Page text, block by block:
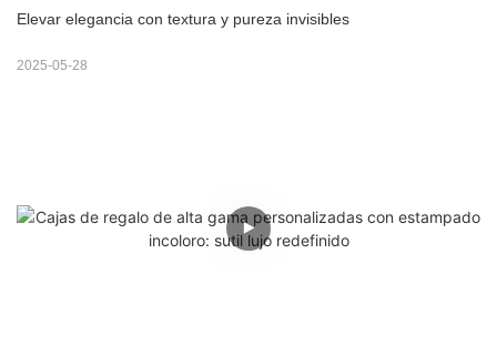
Elevar elegancia con textura y pureza invisibles
2025-05-28